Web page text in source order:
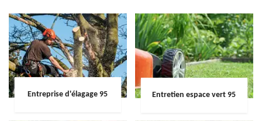
Entreprise d'élagage 95 Entretien espace vert 95